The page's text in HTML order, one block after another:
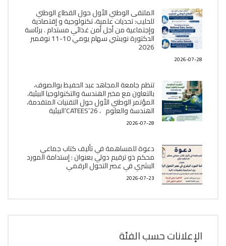
الملتقى الوطني الأول حول القطاع الوطني
للحليب: تحديات علمية، تكنولوجية و إقتصادية
وإجتماعية من أجل أمن غذائي مستدام . برئاسة
الدكتورة نويشي سهام يومي 10-11 نوفمبر
2026
2026-07-28
تنظم جامعة المجاهد عبد الحفيظ بوالصوف،
بالتعاون مع مخبر الھندسة والتكنولوجيا البیئیة،
المؤتمر الوطني الأول حول التقنيات المتقدمة،
الھندسة والعلوم ، CATEES’26’البیئية
2026-07-28
دعوة للمساهمة في تأليف كتاب جماعي
محكم ذو ترقيم دولي بعنوان : إستدامة المورد
البشري في عصر التحول الرقمي
2026-07-23
الإعلانات حسب الفئة